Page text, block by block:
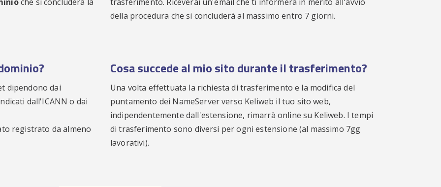
della procedura che si concluderà al massimo entro 7 giorni.
dipendono dai
dall'ICANN o dai
registrato da almeno
Cosa succede al mio sito durante il trasferimento?
Una volta effettuata la richiesta di trasferimento e la modifica del
puntamento dei NameServer verso Keliweb il tuo sito web,
indipendentemente dall'estensione, rimarrà online su Keliweb. I tempi
di trasferimento sono diversi per ogni estensione (al massimo 7gg
lavorativi).